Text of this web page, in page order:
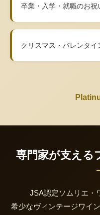
卒業・入学・就職のお祝
クリスマス・バレンタイ
専門家が支える
JSA認定ソムリエ・
希少なヴィンテージワイ